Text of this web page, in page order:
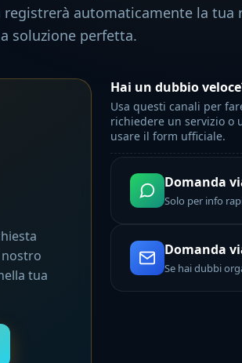
automaticamente la tua
soluzione perfetta.
tua
Hai un dubbio
Usa questi canali per
richiedere un servizio o
usare il form ufficiale.
Domanda
Solo per info
Domanda
Se hai dubbi